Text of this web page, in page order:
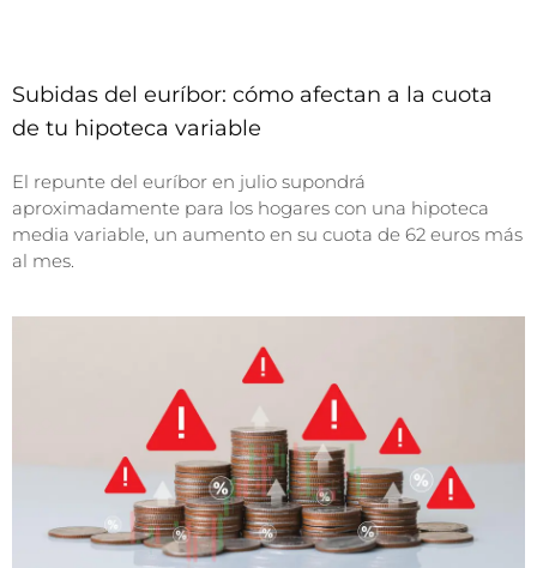
Subidas del euríbor: cómo afectan a la cuota
de tu hipoteca variable
El repunte del euríbor en julio supondrá
aproximadamente para los hogares con una hipoteca
media variable, un aumento en su cuota de 62 euros más
al mes.